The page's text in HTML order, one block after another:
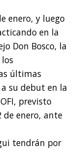
enero, y luego
en la
Don Bosco, la
últimas
su debut en la
previsto
de enero, ante
tendrán por